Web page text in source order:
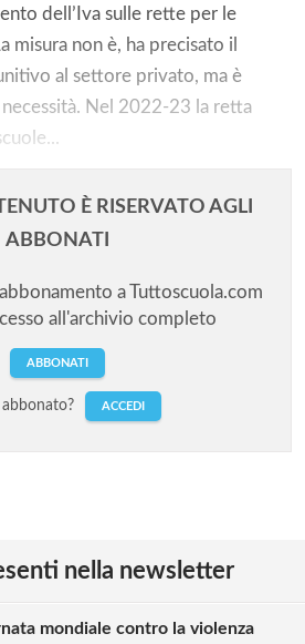
dell’Iva sulle rette per le
misura non è, ha precisato il
al settore privato, ma è
Nel 2022-23 la retta
È RISERVATO AGLI
ABBONATI
a Tuttoscuola.com
all'archivio completo
ABBONATI
abbonato? ACCEDI
nella newsletter
mondiale contro la violenza